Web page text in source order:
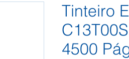
Tinteiro
4500